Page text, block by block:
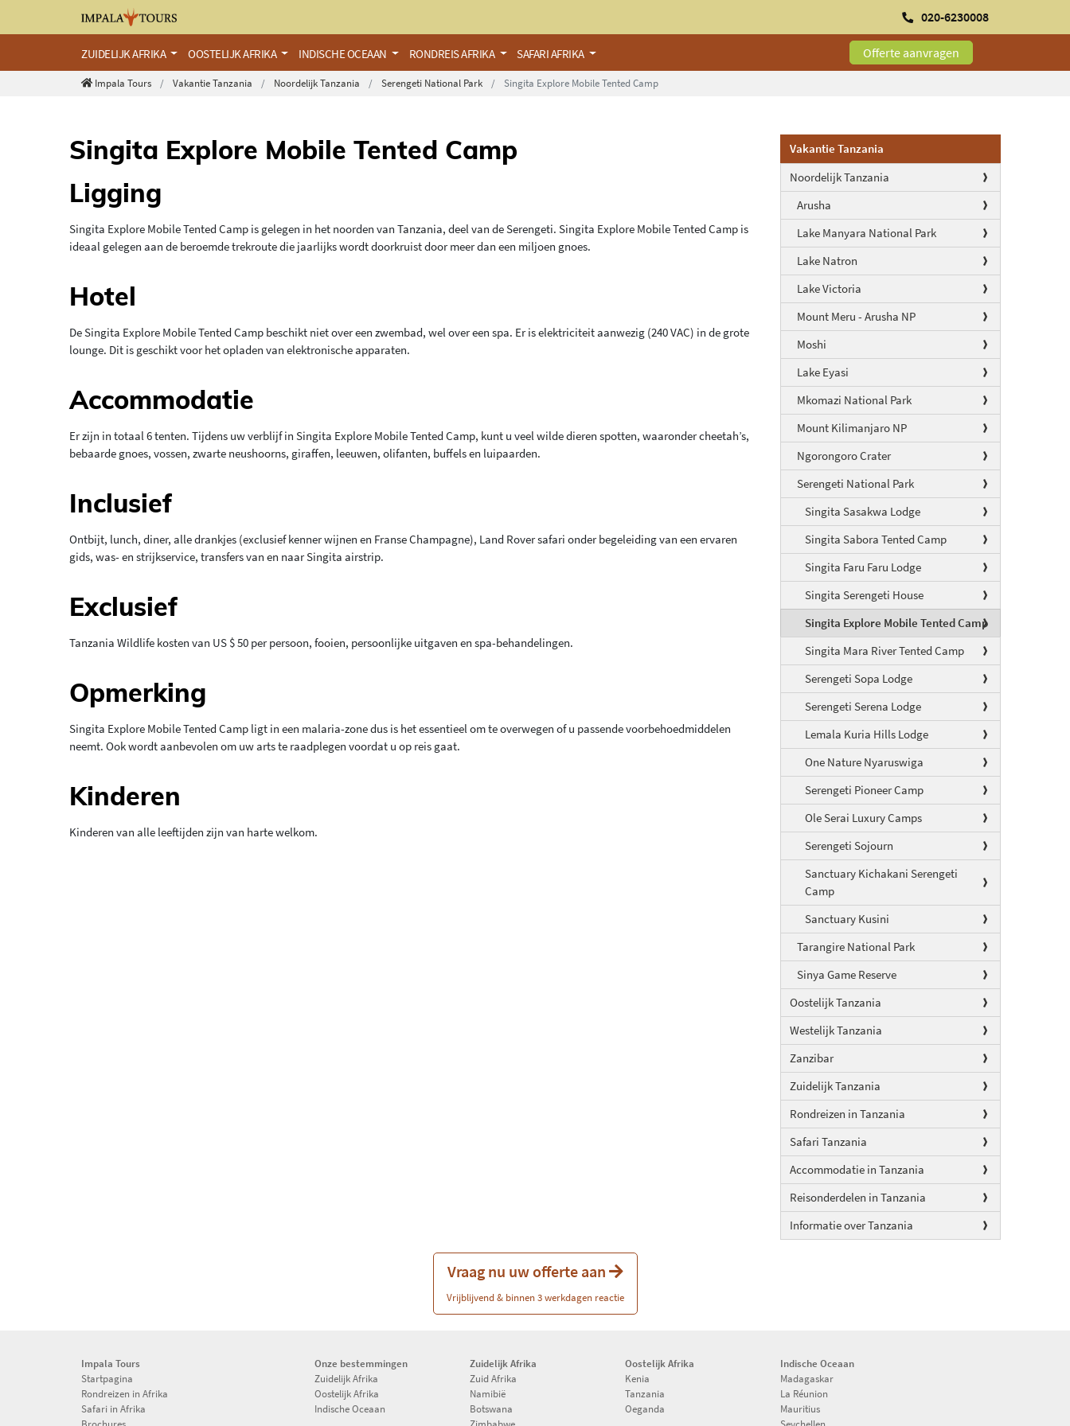
020-6230008
ZUIDELIJK AFRIKA OOSTELIJK AFRIKA INDISCHE OCEAAN RONDREIS AFRIKA SAFARI AFRIKA Offerte aanvragen
Impala Tours Vakantie Tanzania Noordelijk Tanzania Serengeti National Park Singita Explore Mobile Tented Camp
Vakantie Tanzania
Noordelijk Tanzania
Arusha
Lake Manyara National Park
Lake Natron
Lake Victoria
Mount Meru - Arusha NP
Moshi
Lake Eyasi
Mkomazi National Park
Mount Kilimanjaro NP
Ngorongoro Crater
Serengeti National Park
Singita Sasakwa Lodge
Singita Sabora Tented Camp
Singita Faru Faru Lodge
Singita Serengeti House
Singita Explore Mobile Tented Camp
Singita Mara River Tented Camp
Serengeti Sopa Lodge
Serengeti Serena Lodge
Lemala Kuria Hills Lodge
One Nature Nyaruswiga
Serengeti Pioneer Camp
Ole Serai Luxury Camps
Serengeti Sojourn
Sanctuary Kichakani Serengeti
Camp
Sanctuary Kusini
Tarangire National Park
Sinya Game Reserve
Oostelijk Tanzania
Westelijk Tanzania
Zanzibar
Zuidelijk Tanzania
Rondreizen in Tanzania
Safari Tanzania
Accommodatie in Tanzania
Reisonderdelen in Tanzania
Informatie over Tanzania
Singita Explore Mobile Tented Camp
Ligging
Singita Explore Mobile Tented Camp is gelegen in het noorden van Tanzania, deel van de Serengeti. Singita Explore Mobile Tented Camp is
ideaal gelegen aan de beroemde trekroute die jaarlijks wordt doorkruist door meer dan een miljoen gnoes.
Hotel
De Singita Explore Mobile Tented Camp beschikt niet over een zwembad, wel over een spa. Er is elektriciteit aanwezig (240 VAC) in de grote
lounge. Dit is geschikt voor het opladen van elektronische apparaten.
Accommodatie
Er zijn in totaal 6 tenten. Tijdens uw verblijf in Singita Explore Mobile Tented Camp, kunt u veel wilde dieren spotten, waaronder cheetah’s,
bebaarde gnoes, vossen, zwarte neushoorns, giraffen, leeuwen, olifanten, buffels en luipaarden.
Inclusief
Ontbijt, lunch, diner, alle drankjes (exclusief kenner wijnen en Franse Champagne), Land Rover safari onder begeleiding van een ervaren
gids, was- en strijkservice, transfers van en naar Singita airstrip.
Exclusief
Tanzania Wildlife kosten van US $ 50 per persoon, fooien, persoonlijke uitgaven en spa-behandelingen.
Opmerking
Singita Explore Mobile Tented Camp ligt in een malaria-zone dus is het essentieel om te overwegen of u passende voorbehoedmiddelen
neemt. Ook wordt aanbevolen om uw arts te raadplegen voordat u op reis gaat.
Kinderen
Kinderen van alle leeftijden zijn van harte welkom.
Vraag nu uw offerte aan
Vrijblijvend & binnen 3 werkdagen reactie
Impala Tours
Startpagina
Rondreizen in Afrika
Safari in Afrika
Onze bestemmingen
Zuidelijk Afrika
Oostelijk Afrika
Indische Oceaan
Zuidelijk Afrika
Zuid Afrika
Namibië
Botswana
Oostelijk Afrika
Kenia
Tanzania
Oeganda
Indische Oceaan
Madagaskar
La Réunion
Mauritius